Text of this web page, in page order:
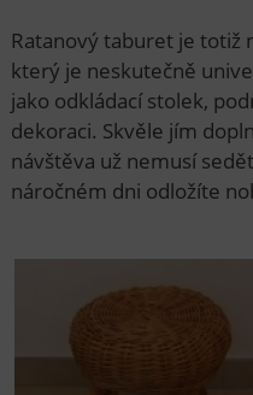
Ratanový taburet je totiž
který je neskutečně
jako odkládací stolek,
dekoraci. Skvěle jím
návštěva už nemusí
náročném dni odložíte